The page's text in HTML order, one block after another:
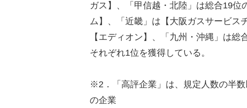
ガス】、「甲信越・北陸」は総合19
ム】、「近畿」は【大阪ガスサービス
【エディオン】、「九州・沖縄」は
それぞれ1位を獲得している。
※2．「高評企業」は、規定人数の半
の企業